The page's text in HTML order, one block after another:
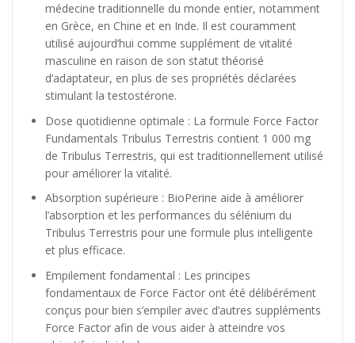
médecine traditionnelle du monde entier, notamment
en Grèce, en Chine et en Inde. Il est couramment
utilisé aujourd’hui comme supplément de vitalité
masculine en raison de son statut théorisé
d’adaptateur, en plus de ses propriétés déclarées
stimulant la testostérone.
Dose quotidienne optimale : La formule Force Factor
Fundamentals Tribulus Terrestris contient 1 000 mg
de Tribulus Terrestris, qui est traditionnellement utilisé
pour améliorer la vitalité.
Absorption supérieure : BioPerine aide à améliorer
l’absorption et les performances du sélénium du
Tribulus Terrestris pour une formule plus intelligente
et plus efficace.
Empilement fondamental : Les principes
fondamentaux de Force Factor ont été délibérément
conçus pour bien s’empiler avec d’autres suppléments
Force Factor afin de vous aider à atteindre vos